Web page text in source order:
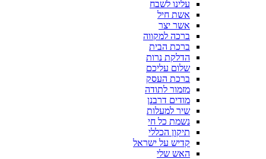
עלינו לשבח
אשת חיל
אשר יצר
ברכה למקווה
ברכת הבית
הדלקת נרות
שלום עליכם
ברכת העסק
מזמור לתודה
מודים דרבנן
שיר למעלות
נשמת כל חי
תיקון הכללי
קדיש על ישראל
האש שלי